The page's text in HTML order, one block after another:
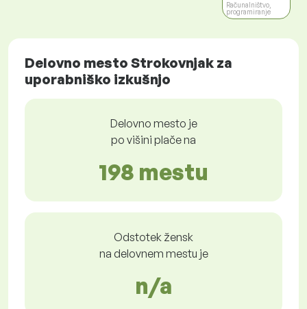
Računalništvo,
programiranje
Delovno mesto Strokovnjak za
uporabniško izkušnjo
Delovno mesto je
po višini plače na
198 mestu
Odstotek žensk
na delovnem mestu je
n/a